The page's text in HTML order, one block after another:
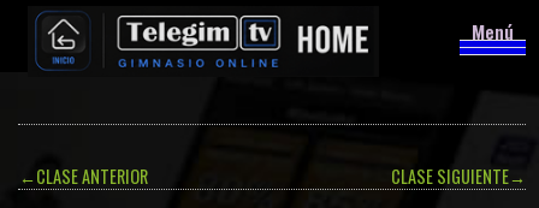
Menú
←CLASE ANTERIOR CLASE SIGUIENTE→